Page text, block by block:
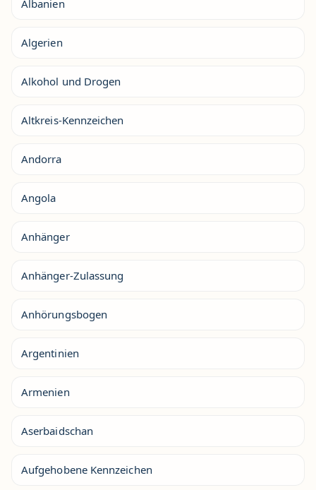
Albanien
Algerien
Alkohol und Drogen
Altkreis-Kennzeichen
Andorra
Angola
Anhänger
Anhänger-Zulassung
Anhörungsbogen
Argentinien
Armenien
Aserbaidschan
Aufgehobene Kennzeichen